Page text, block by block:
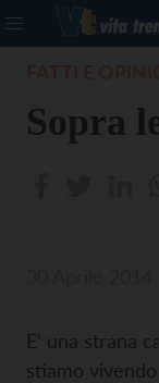
Sopra
E’ una strana
stiamo